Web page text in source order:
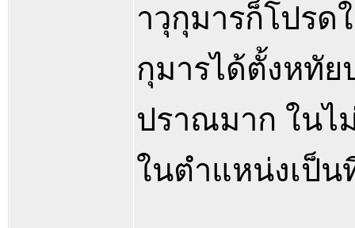
าวุกุมารก็โปรด
กุมารได้ตั้งหทัย
ปราณมาก ในไ
ในตำแหน่งเป็น